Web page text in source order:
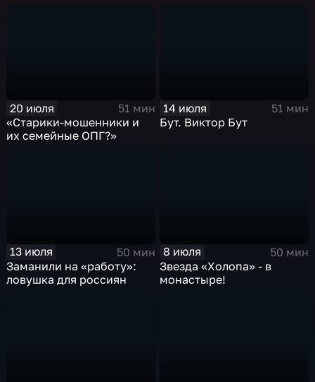
20 июля
51 мин
«Старики-мошенники и
их семейные ОПГ?»
14 июля
51 мин
Бут. Виктор Бут
13 июля
50 мин
Заманили на «работу»:
ловушка для россиян
8 июля
50 мин
Звезда «Холопа» - в
монастыре!